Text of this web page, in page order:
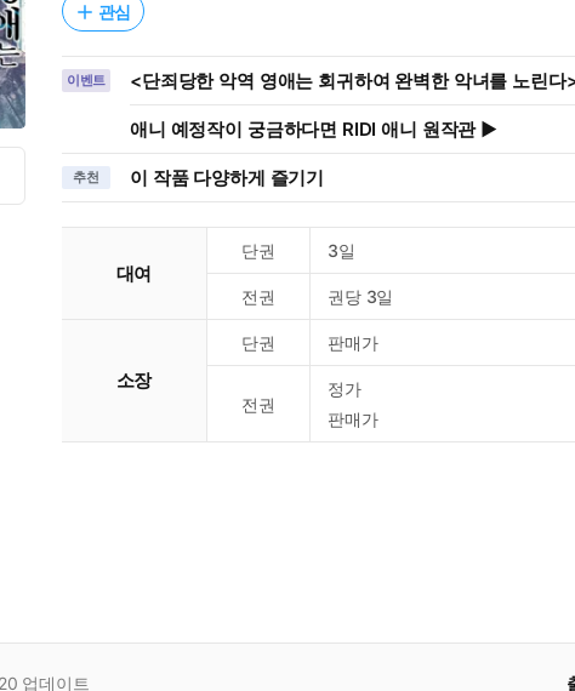
관심
이벤트 <단죄당한 악역 영애는 회귀하여 완벽한 악녀를 노린다
애니 예정작이 궁금하다면 RIDI 애니 원작관 ▶
추천 이 작품 다양하게 즐기기
대여
단권 3일
전권 권당 3일
소장
단권 판매가
전권
정가
판매가
업데이트